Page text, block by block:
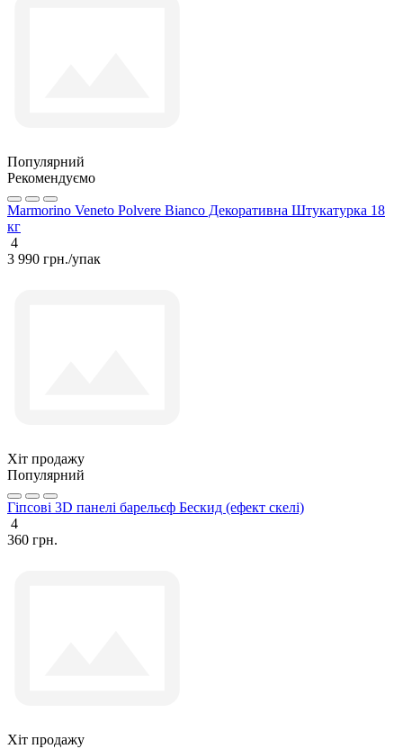
Популярний
Рекомендуємо
Marmorino Veneto Polvere Bianco Декоративна Штукатурка 18
кг
4
3 990 грн./упак
Хіт продажу
Популярний
Гіпсові 3D панелі барельєф Бескид (ефект скелі)
4
360 грн.
Хіт продажу